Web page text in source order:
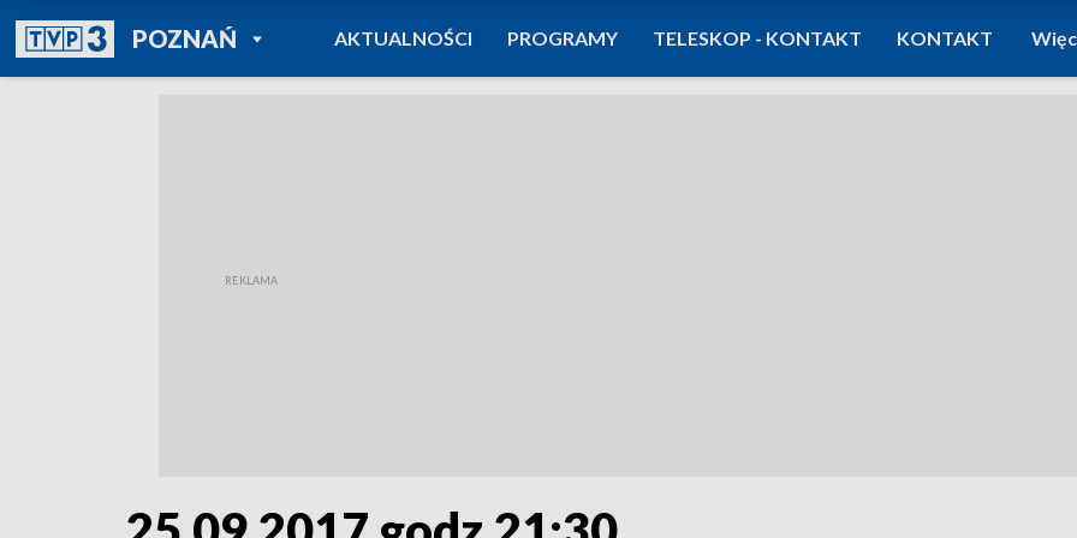
POZNAŃPOWRÓT DO
TVP REGIONY
AKTUALNOŚCI PROGRAMY TELESKOP - KONTAKT KONTAKT